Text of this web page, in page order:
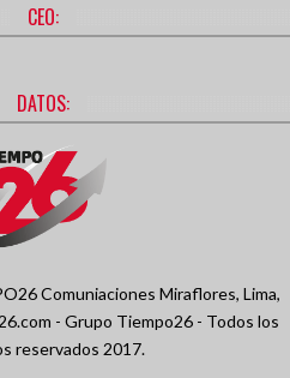
CEO:
DATOS:
Comuniaciones Miraflores, Lima,
- Grupo Tiempo26 - Todos los
reservados 2017.